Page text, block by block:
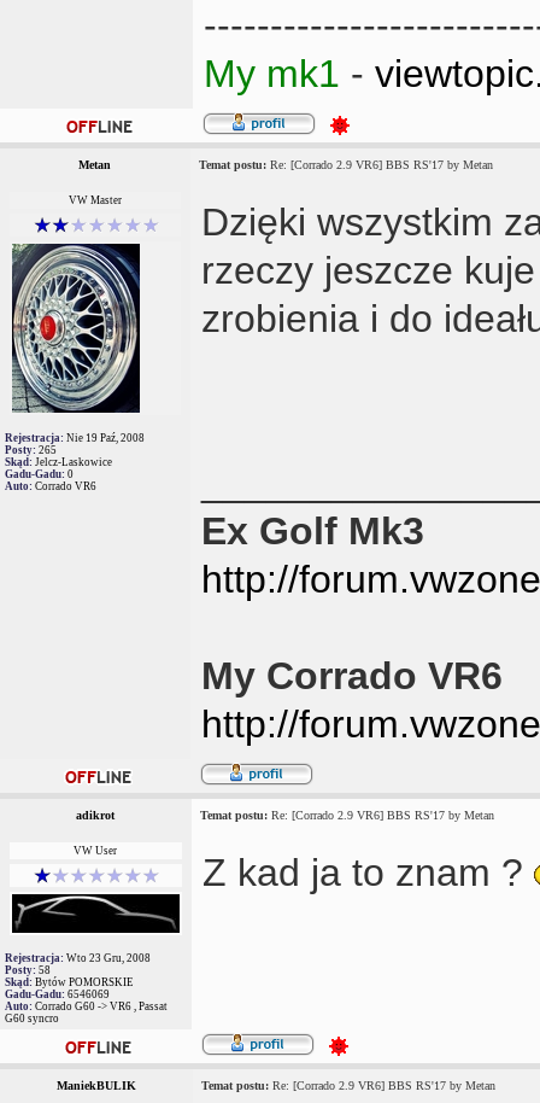
My mk1 -
Metan Temat postu: Re: [Corrado 2.9 VR6] BBS RS'17 by Metan
VW Master
Rejestracja: Nie 19 Paź, 2008
Posty: 265
Skąd: Jelcz-Laskowice
Gadu-Gadu: 0
Auto: Corrado VR6
Dzięki wszystkim
rzeczy jeszcze
zrobienia i do
Ex Golf Mk3
http://
My Corrado VR6
http://
adikrot Temat postu: Re: [Corrado 2.9 VR6] BBS RS'17 by Metan
VW User
Rejestracja: Wto 23 Gru, 2008
Posty: 58
Skąd: Bytów POMORSKIE
Gadu-Gadu: 6546069
Auto: Corrado G60 -> VR6 , Passat
G60 syncro
Z kad ja to znam ?
ManiekBULIK Temat postu: Re: [Corrado 2.9 VR6] BBS RS'17 by Metan